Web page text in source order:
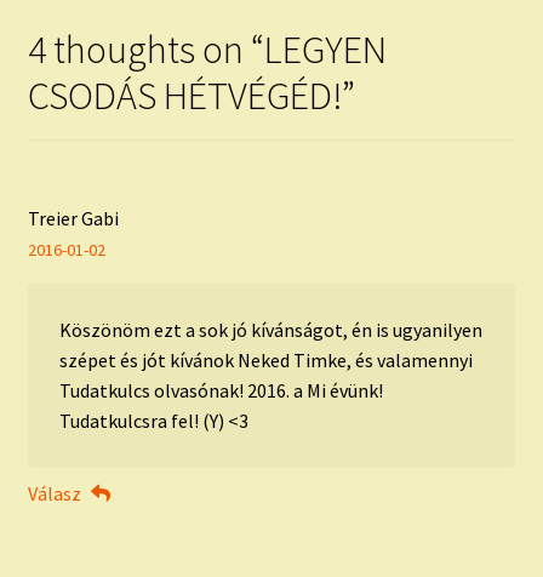
4 thoughts on “LEGYEN
CSODÁS HÉTVÉGÉD!”
Treier Gabi
2016-01-02
Köszönöm ezt a sok jó kívánságot, én is ugyanilyen
szépet és jót kívánok Neked Timke, és valamennyi
Tudatkulcs olvasónak! 2016. a Mi évünk!
Tudatkulcsra fel! (Y) <3
Válasz